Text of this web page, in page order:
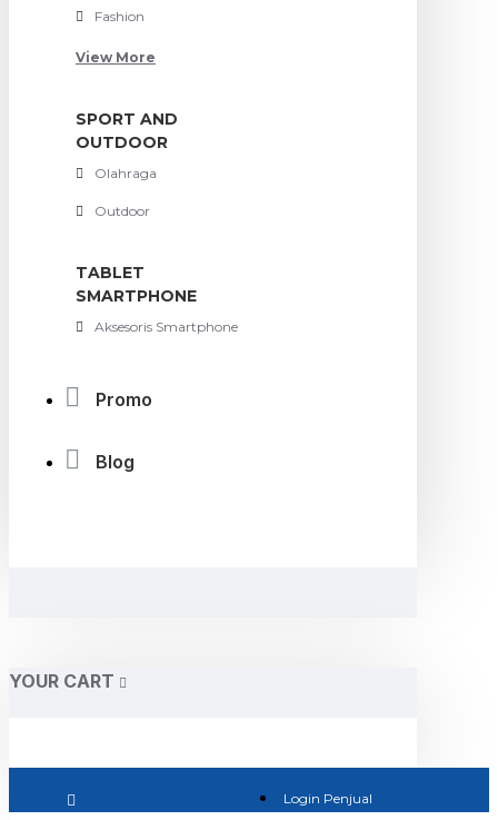
Fashion
View More
SPORT AND
OUTDOOR
Olahraga
Outdoor
TABLET
SMARTPHONE
Aksesoris Smartphone
Promo
Blog
YOUR CART
Login Penjual